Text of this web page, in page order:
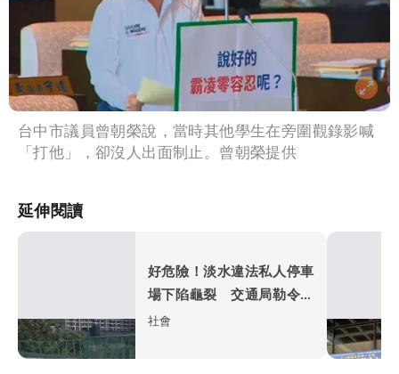
台中市議員曾朝榮說，當時其他學生在旁圍觀錄影喊
「打他」，卻沒人出面制止。曾朝榮提供
延伸閱讀
好危險！淡水違法私人停車
場下陷龜裂 交通局勒令封
場下通牒
社會